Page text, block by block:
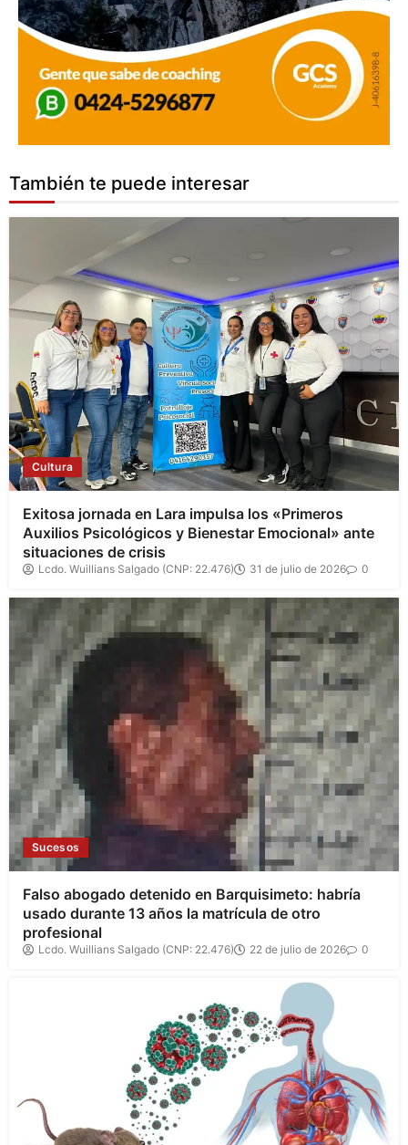
También te puede interesar
Cultura
Exitosa jornada en Lara impulsa los «Primeros
Auxilios Psicológicos y Bienestar Emocional» ante
situaciones de crisis
Lcdo. Wuillians Salgado (CNP: 22.476) 31 de julio de 2026 0
Sucesos
Falso abogado detenido en Barquisimeto: habría
usado durante 13 años la matrícula de otro
profesional
Lcdo. Wuillians Salgado (CNP: 22.476) 22 de julio de 2026 0